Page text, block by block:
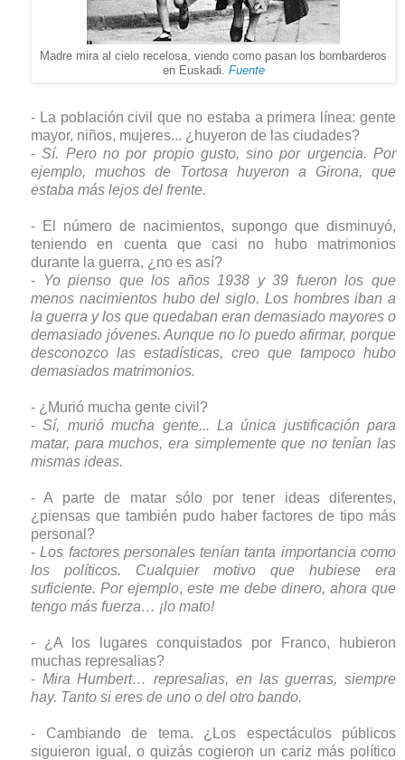
Madre mira al cielo recelosa, viendo como pasan los bombarderos
en Euskadi. Fuente
- La población civil que no estaba a primera línea: gente
mayor, niños, mujeres... ¿huyeron de las ciudades?
-Sí. Pero no por propio gusto, sino por urgencia. Por
ejemplo, muchos de Tortosa huyeron a Girona, que
estaba más lejos del frente.
- El número de nacimientos, supongo que disminuyó,
teniendo en cuenta que casi no hubo matrimonios
durante la guerra, ¿no es así?
-
Yo pienso que los años 1938 y 39 fueron los que
menos nacimientos hubo del siglo. Los hombres iban a
la guerra y los que quedaban eran demasiado mayores o
demasiado jóvenes. Aunque no lo puedo afirmar, porque
desconozco las estadísticas, creo que tampoco hubo
demasiados matrimonios.
- ¿Murió mucha gente civil?
-Sí, murió mucha gente... La única justificación para
matar, para muchos, era simplemente que no tenían las
mismas ideas.
- A parte de matar sólo por tener ideas diferentes,
¿piensas que también pudo haber factores de tipo más
personal?
-Los factores personales tenían tanta importancia como
los políticos. Cualquier motivo que hubiese era
suficiente. Por ejemplo, este me debe dinero, ahora que
tengo más fuerza… ¡lo mato!
- ¿A los lugares conquistados por Franco, hubieron
muchas represalias?
- Mira Humbert… represalias, en las guerras, siempre
hay. Tanto si eres de uno o del otro bando.
- Cambiando de tema. ¿Los espectáculos públicos
siguieron igual, o quizás cogieron un cariz más político